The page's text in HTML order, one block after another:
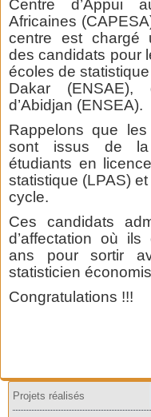
Centre d’Appui
Africaines
centre est chargé
des candidats pour
écoles de
Dakar
d’Abidjan (ENSEA).
Rappelons que
sont issus de la
étudiants en
statistique (LPAS)
cycle.
Ces candidats
d’affectation où
ans pour sortir
statisticien
Congratulations !!!
Projets réalisés